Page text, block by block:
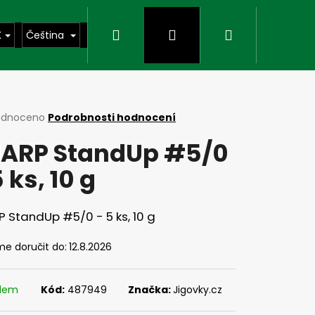
Čeština Hledat PřihlášeníNákupní
Podrobnosti hodnocení
StandUp #5/0
10 g
StandUp #5/0 - 5 ks, 10 g
doručit do: 12.8.2026
Kód: 487949 Značka:Jigovky.cz
Následující